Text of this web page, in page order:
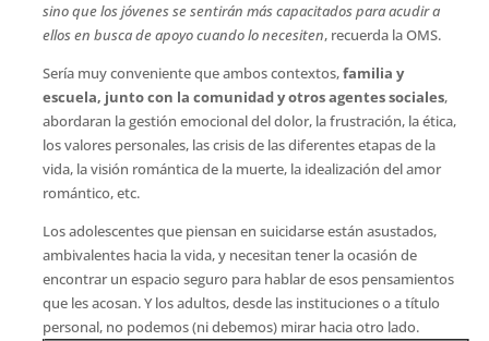
sino que los jóvenes se sentirán más capacitados para acudir a
ellos en busca de apoyo cuando lo necesiten, recuerda la OMS.
Sería muy conveniente que ambos contextos,familia y
escuela, junto con la comunidad y otros agentes sociales,
abordaran la gestión emocional del dolor, la frustración, la ética,
los valores personales, las crisis de las diferentes etapas de la
vida, la visión romántica de la muerte, la idealización del amor
romántico, etc.
Los adolescentes que piensan en suicidarse están asustados,
ambivalentes hacia la vida, y necesitan tener la ocasión de
encontrar un espacio seguro para hablar de esos pensamientos
que les acosan. Y los adultos, desde las instituciones o a título
personal, no podemos (ni debemos) mirar hacia otro lado.